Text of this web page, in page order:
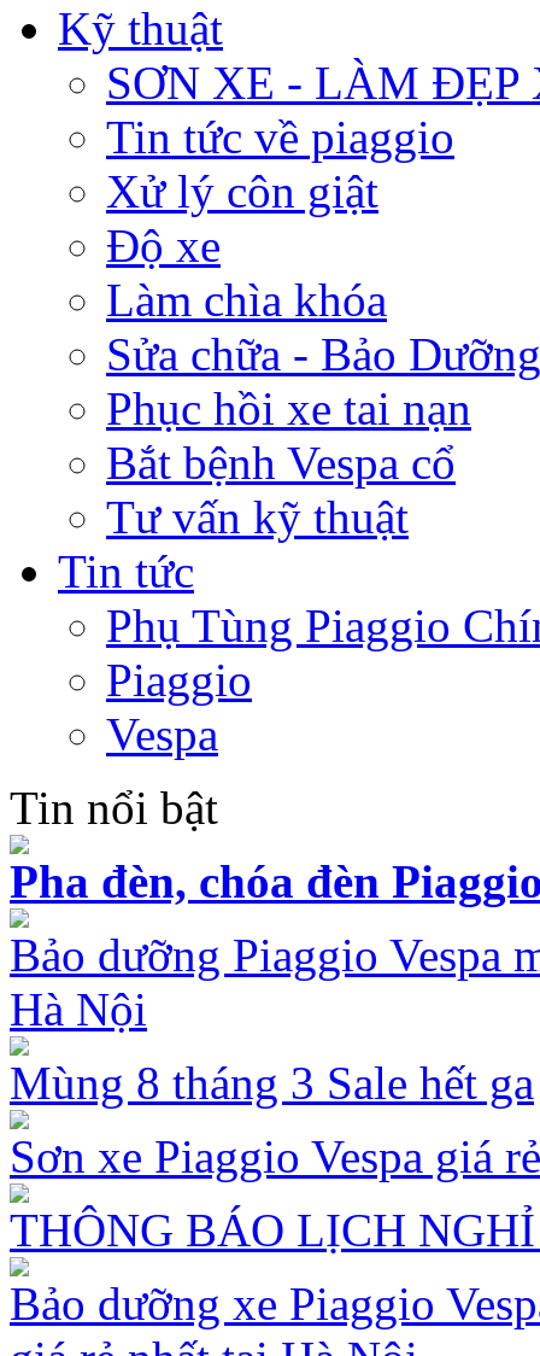
Kỹ thuật
SƠN XE - LÀM ĐẸP
Tin tức về piaggio
Xử lý côn giật
Độ xe
Làm chìa khóa
Sửa chữa - Bảo
Phục hồi xe tai nạn
Bắt bệnh Vespa cổ
Tư vấn kỹ thuật
Tin tức
Phụ Tùng Piaggio
Piaggio
Vespa
Tin nổi bật
Pha đèn, chóa đèn
Bảo dưỡng Piaggio Vespa
Hà Nội
Mùng 8 tháng 3 Sale hết ga
Sơn xe Piaggio Vespa giá
THÔNG BÁO LỊCH
Bảo dưỡng xe Piaggio